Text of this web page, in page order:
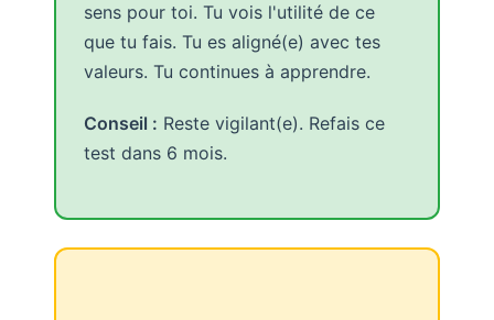
sens pour toi. Tu vois l'utilité de ce
que tu fais. Tu es aligné(e) avec tes
valeurs. Tu continues à apprendre.
Conseil : Reste vigilant(e). Refais ce
test dans 6 mois.